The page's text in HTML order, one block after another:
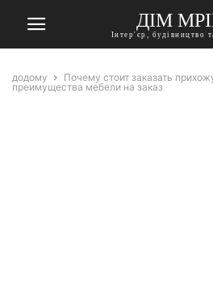
ДІМ
Інтер'єр, будівництво
додому
Почему стоит заказать
преимущества мебели на заказ